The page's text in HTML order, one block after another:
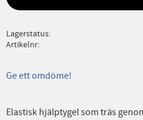
Lagerstatus
Artikelnr
Ge ett omdöme!
Elastisk hjälptygel som träs